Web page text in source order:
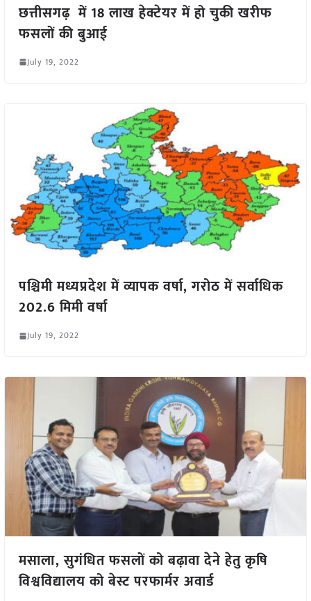
छत्तीसगढ़ में 18 लाख हेक्टेयर में हो चुकी खरीफ
फसलों की बुआई
July 19, 2022
पश्चिमी मध्यप्रदेश में व्यापक वर्षा, गरोठ में सर्वाधिक
202.6 मिमी वर्षा
July 19, 2022
मसाला, सुगंधित फसलों को बढ़ावा देने हेतु कृषि
विश्वविद्यालय को बेस्ट परफार्मर अवार्ड